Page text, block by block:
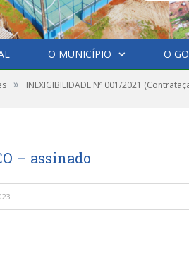
O MUNICÍPIO O
» INEXIGIBILIDADE Nº 001/2021
– assinado